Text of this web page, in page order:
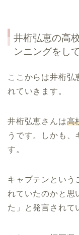
井桁弘恵の高
ンニングをし
ここからは井桁弘
れていきます。
井桁弘恵さんは高
うです。しかも、
す。
キャプテンという
れていたのかと思
た」と発言されて